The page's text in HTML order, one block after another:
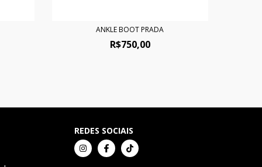
ANKLE BOOT PRADA
R$750,00
REDES SOCIAIS